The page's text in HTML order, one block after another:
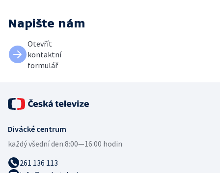
Napište nám
Otevřít
kontaktní
formulář
Divácké centrum
každý všední den:8:00—16:00 hodin
261 136 113